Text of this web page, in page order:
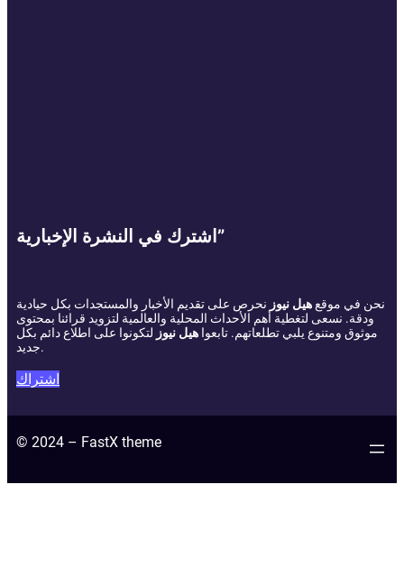
اشترك في النشرة الإخبارية”
نحن في موقع هيل نيوز نحرص على تقديم الأخبار والمستجدات بكل حيادية
ودقة. نسعى لتغطية أهم الأحداث المحلية والعالمية لتزويد قرائنا بمحتوى
موثوق ومتنوع يلبي تطلعاتهم. تابعوا هيل نيوز لتكونوا على اطلاع دائم بكل
جديد.
اشتراك
© 2024 – FastX theme